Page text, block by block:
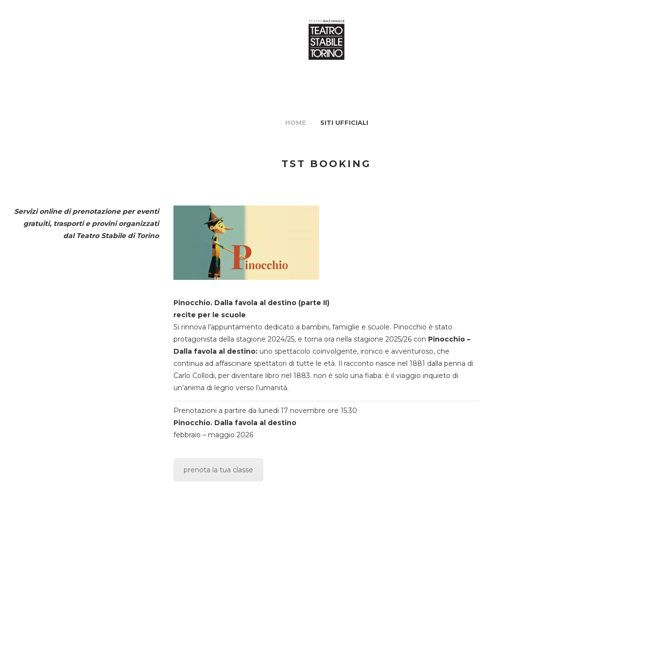
HOME SITI UFFICIALI
TST BOOKING
Servizi online di prenotazione per eventi
gratuiti, trasporti e provini organizzati
dal Teatro Stabile di Torino
Pinocchio. Dalla favola al destino (parte II)
recite per le scuole
Si rinnova l’appuntamento dedicato a bambini, famiglie e scuole. Pinocchio è stato
protagonista della stagione 2024/25, e torna ora nella stagione 2025/26 con Pinocchio –
Dalla favola al destino:uno spettacolo coinvolgente, ironico e avventuroso, che
continua ad affascinare spettatori di tutte le età. Il racconto nasce nel 1881 dalla penna di
Carlo Collodi, per diventare libro nel 1883. non è solo una fiaba: è il viaggio inquieto di
un’anima di legno verso l’umanità.
Prenotazioni a partire da lunedi 17 novembre ore 15.30
Pinocchio. Dalla favola al destino
febbraio – maggio 2026
prenota la tua classe